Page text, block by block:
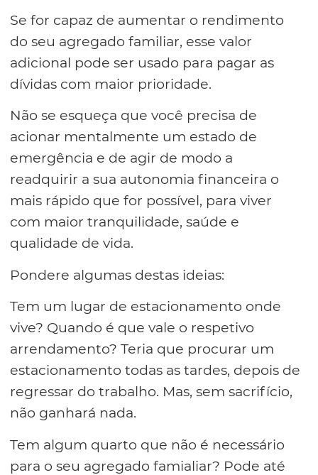
Se for capaz de aumentar o rendimento
do seu agregado familiar, esse valor
adicional pode ser usado para pagar as
dívidas com maior prioridade.
Não se esqueça que você precisa de
acionar mentalmente um estado de
emergência e de agir de modo a
readquirir a sua autonomia financeira o
mais rápido que for possível, para viver
com maior tranquilidade, saúde e
qualidade de vida.
Pondere algumas destas ideias:
Tem um lugar de estacionamento onde
vive? Quando é que vale o respetivo
arrendamento? Teria que procurar um
estacionamento todas as tardes, depois de
regressar do trabalho. Mas, sem sacrifício,
não ganhará nada.
Tem algum quarto que não é necessário
para o seu agregado famialiar? Pode até